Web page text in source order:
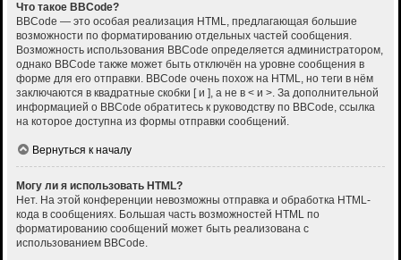
Что такое BBCode?
BBCode — это особая реализация HTML, предлагающая большие
возможности по форматированию отдельных частей сообщения.
Возможность использования BBCode определяется администратором,
однако BBCode также может быть отключён на уровне сообщения в
форме для его отправки. BBCode очень похож на HTML, но теги в нём
заключаются в квадратные скобки [ и ], а не в < и >. За дополнительной
информацией о BBCode обратитесь к руководству по BBCode, ссылка
на которое доступна из формы отправки сообщений.
Вернуться к началу
Могу ли я использовать HTML?
Нет. На этой конференции невозможны отправка и обработка HTML-
кода в сообщениях. Большая часть возможностей HTML по
форматированию сообщений может быть реализована с
использованием BBCode.